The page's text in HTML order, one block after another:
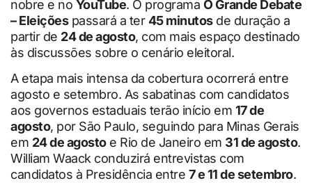
nobre e no YouTube. O programa O Grande Debate
– Eleiçõespassará a ter45 minutosde duração a
partir de 24 de agosto, com mais espaço destinado
às discussões sobre o cenário eleitoral.
A etapa mais intensa da cobertura ocorrerá entre
agosto e setembro. As sabatinas com candidatos
aos governos estaduais terão início em 17 de
agosto, por São Paulo, seguindo para Minas Gerais
em 24 de agostoe Rio de Janeiro em 31 de agosto.
William Waack conduzirá entrevistas com
candidatos à Presidência entre 7 e 11 de setembro.